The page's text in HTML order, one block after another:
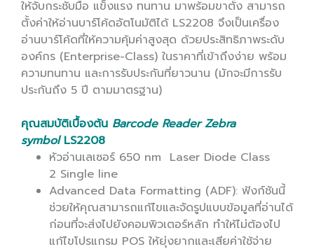
ให้จับกระชับมือ แข็งแรง ทนทาน มาพร้อมขาตั้ง สามารถ
ตั้งค่าให้อ่านบาร์โค้ดอัตโนมัติได้ LS2208 จึงเป็นเครื่อง
อ่านบาร์โค้ดที่ให้ความคุ้มค่าสูงสุด ด้วยประสิทธิภาพระดับ
องค์กร (Enterprise-Class) ในราคาที่เข้าถึงง่าย พร้อม
ความทนทาน และการรับประกันที่ยาวนาน (มักจะมีการรับ
ประกันถึง 5 ปี ตามมาตรฐาน)
คุณสมบัติเบื้องต้น Barcode Reader Zebra
symbolLS2208
หัวอ่านเลเซอร์ 650 nm Laser Diode Class
2 Single line
Advanced Data Formatting (ADF): ฟังก์ชันนี้
ช่วยให้คุณสามารถแก้ไขและจัดรูปแบบข้อมูลที่อ่านได้
ก่อนที่จะส่งไปยังคอมพิวเตอร์หลัก ทำให้ไม่ต้องไป
แก้ไขโปรแกรม POS ให้ยุ่งยากและเสียค่าใช้จ่าย